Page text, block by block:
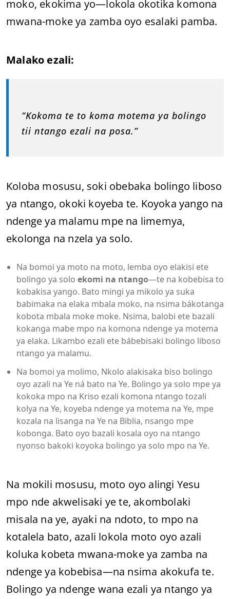
moko, ekokima yo—lokola okotika komona
mwana-moke ya zamba oyo esalaki pamba.
Malako ezali:
“Kokoma te to koma motema ya bolingo
tii ntango ezali na posa.”
Koloba mosusu, soki obebaka bolingo liboso
ya ntango, okoki koyeba te. Koyoka yango na
ndenge ya malamu mpe na limemya,
ekolonga na nzela ya solo.
Na bomoi ya moto na moto, lemba oyo elakisi ete
bolingo ya solo ekomi na ntango—te na kobebisa to
kobakisa yango. Bato mingi ya mikolo ya suka
babimaka na elaka mbala moko, na nsima bákotanga
kobota mbala moke moke. Nsima, balobi ete bazali
kokanga mabe mpo na komona ndenge ya motema
ya elaka. Likambo ezali ete bábebisaki bolingo liboso
ntango ya malamu.
Na bomoi ya molimo, Nkolo alakisaka biso bolingo
oyo azali na Ye ná bato na Ye. Bolingo ya solo mpe ya
kokoka mpo na Kriso ezali komona ntango tozali
kolya na Ye, koyeba ndenge ya motema na Ye, mpe
kozala na lisanga na Ye na Biblia, nsango mpe
kobonga. Bato oyo bazali kosala oyo na ntango
nyonso bakoki koyoka bolingo ya solo mpo na Ye.
Na mokili mosusu, moto oyo alingi Yesu
mpo nde akwelisaki ye te, akombolaki
misala na ye, ayaki na ndoto, to mpo na
kotalela bato, azali lokola moto oyo azali
koluka kobeta mwana-moke ya zamba na
ndenge ya kobebisa—na nsima akokufa te.
Bolingo ya ndenge wana ezali ya ntango ya